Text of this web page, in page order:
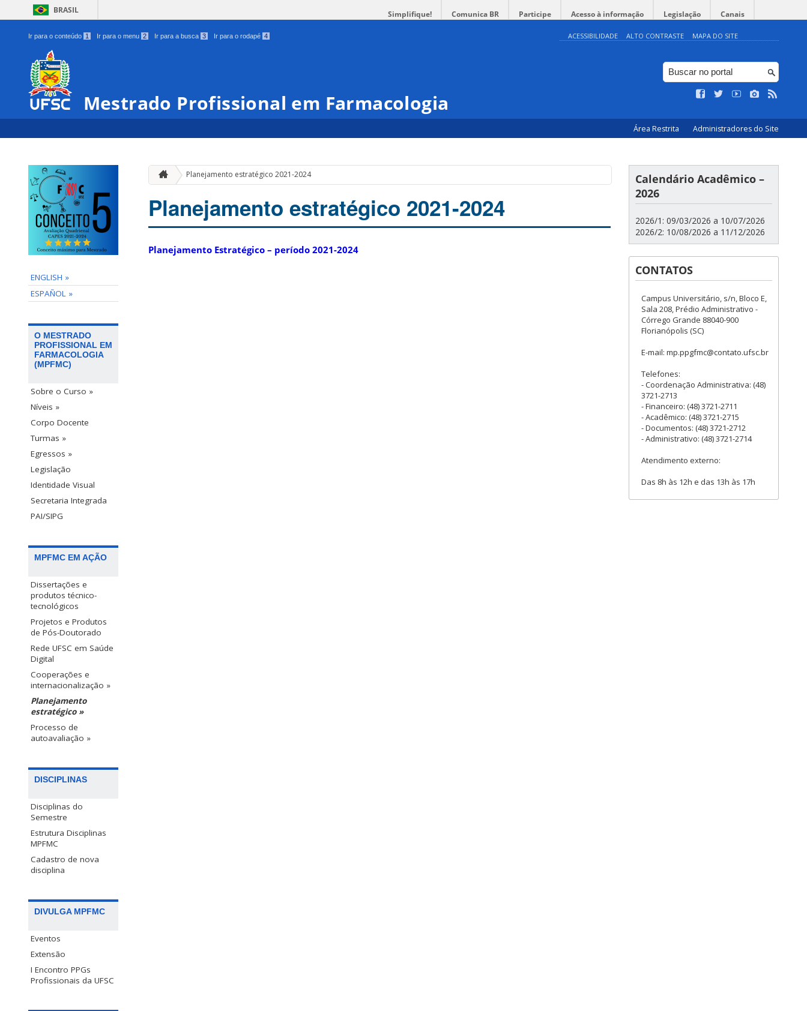
BRASIL Simplifique! Comunica BR Participe Acesso à informação Legislação Canais
Ir para o conteúdo 1 Ir para o menu 2 Ir para a busca 3 Ir para o rodapé 4 ACESSIBILIDADE ALTO CONTRASTE MAPA DO SITE
Mestrado Profissional em Farmacologia
Área Restrita Administradores do Site
ENGLISH »
ESPAÑOL »
O MESTRADO
PROFISSIONAL EM
FARMACOLOGIA
(MPFMC)
Sobre o Curso »
Níveis »
Corpo Docente
Turmas »
Egressos »
Legislação
Identidade Visual
Secretaria Integrada
PAI/SIPG
MPFMC EM AÇÃO
Dissertações e
produtos técnico-
tecnológicos
Projetos e Produtos
de Pós-Doutorado
Rede UFSC em Saúde
Digital
Cooperações e
internacionalização »
Planejamento
estratégico »
Processo de
autoavaliação »
DISCIPLINAS
Disciplinas do
Semestre
Estrutura Disciplinas
MPFMC
Cadastro de nova
disciplina
DIVULGA MPFMC
Eventos
Extensão
I Encontro PPGs
Profissionais da UFSC
Planejamento estratégico 2021-2024
Planejamento estratégico 2021-2024
Planejamento Estratégico – período 2021-2024
Calendário Acadêmico –
2026
2026/1: 09/03/2026 a 10/07/2026
2026/2: 10/08/2026 a 11/12/2026
CONTATOS
Campus Universitário, s/n, Bloco E,
Sala 208, Prédio Administrativo -
Córrego Grande 88040-900
Florianópolis (SC)
E-mail: mp.ppgfmc@contato.ufsc.br
Telefones:
- Coordenação Administrativa: (48)
3721-2713
- Financeiro: (48) 3721-2711
- Acadêmico: (48) 3721-2715
- Documentos: (48) 3721-2712
- Administrativo: (48) 3721-2714
Atendimento externo:
Das 8h às 12h e das 13h às 17h